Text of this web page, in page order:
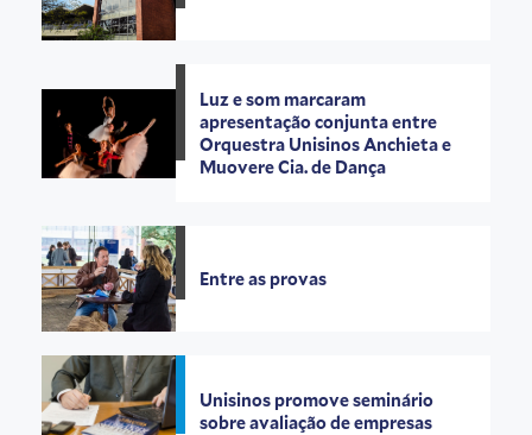
Luz e som marcaram
apresentação conjunta entre
Orquestra Unisinos Anchieta e
Muovere Cia. de Dança
Entre as provas
Unisinos promove seminário
sobre avaliação de empresas